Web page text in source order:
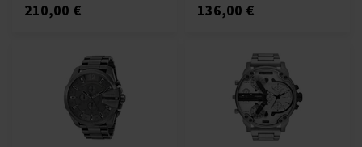
210,00 € 136,00 €